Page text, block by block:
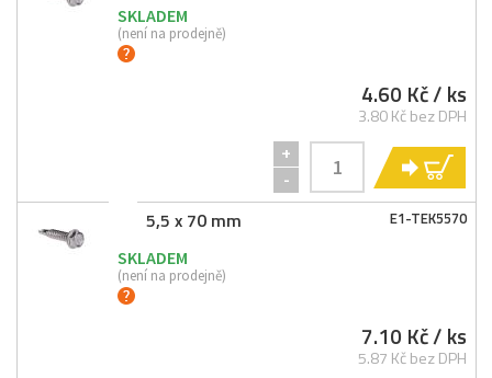
SKLADEM
(není na prodejně)
4.60 Kč/ ks
3.80 Kč bez DPH
+
-
E1-TEK5570
5,5 x 70 mm
SKLADEM
(není na prodejně)
7.10 Kč/ ks
5.87 Kč bez DPH